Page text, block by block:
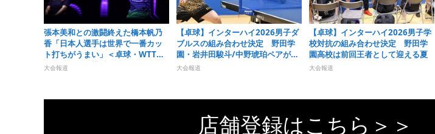
張本美和との激闘終えた橋本帆乃
香「日本人選手は世界で一番カッ
ト打ちがうまい」＜卓球・WTTチ
ャンピオンズ横浜2026＞
大会報道
【卓球】インターハイ2026男子ダ
ブルスの組み合わせ決定 野田学
園・岩井田駿斗/中野琥珀ペアが第
1シードに
大会報道
【卓球】インターハイ2026男子学
校対抗の組み合わせ決定 野田学
園高校は前回王者として迎える夏
大会報道
店舗登録はこちら＞＞